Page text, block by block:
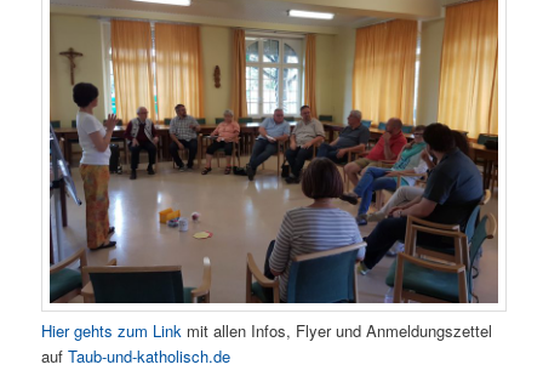
Hier gehts zum Link mit allen Infos, Flyer und Anmeldungszettel
aufTaub-und-katholisch.de